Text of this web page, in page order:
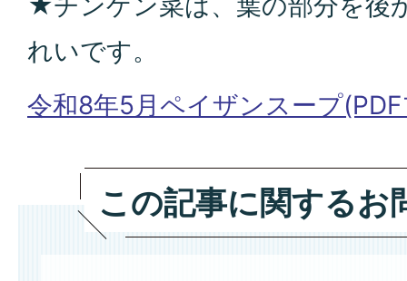
れいです。
令和8年5月ペイザンスープ
この記事に関するお